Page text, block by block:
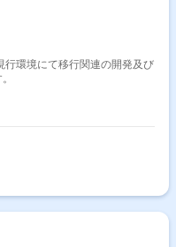
行環境にて移行関連の開発及び